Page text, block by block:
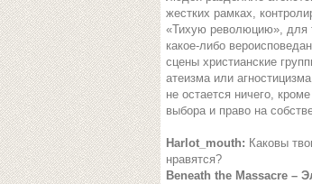
жестких рамках,
«Тихую революцию», для
какое-либо
сцены христианские
атеизма или
не остается ничего,
выбора и право на
Harlot_mouth: Каковы
нравятся?
Beneath the Massacre –